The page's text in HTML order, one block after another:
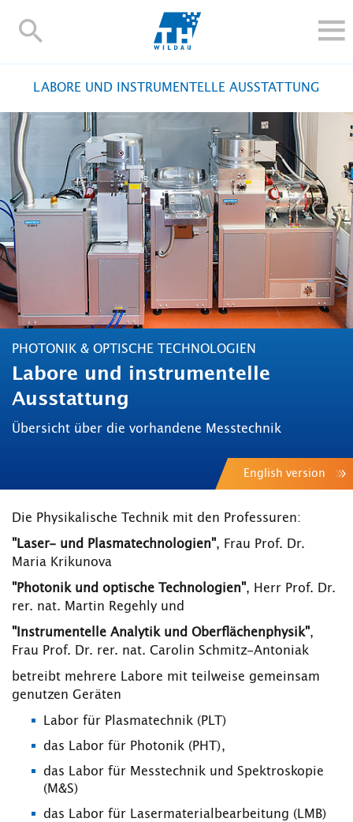
TH-
FORSCHUNG UND TRANSFER
ALUMNI
HOCHSCHULE
INTERNATIONAL
BESCHÄFTIGTE
Kontakt und Anfahrt Webmail
TH Online-Portal Personensuche English
LABORE UND INSTRUMENTELLE AUSSTATTUNG
PHOTONIK & OPTISCHE TECHNOLOGIEN
Labore und instrumentelle
Ausstattung
Übersicht über die vorhandene Messtechnik
English version
Die Physikalische Technik mit den Professuren:
"Laser- und Plasmatechnologien", Frau Prof. Dr.
Maria Krikunova
"Photonik und optische Technologien", Herr Prof. Dr.
rer. nat. Martin Regehly und
"Instrumentelle Analytik und Oberflächenphysik",
Frau Prof. Dr. rer. nat. Carolin Schmitz-Antoniak
betreibt mehrere Labore mit teilweise gemeinsam
genutzen Geräten
Labor für Plasmatechnik (PLT)
das Labor für Photonik (PHT),
das Labor für Messtechnik und Spektroskopie
(M&S)
das Labor für Lasermaterialbearbeitung (LMB)